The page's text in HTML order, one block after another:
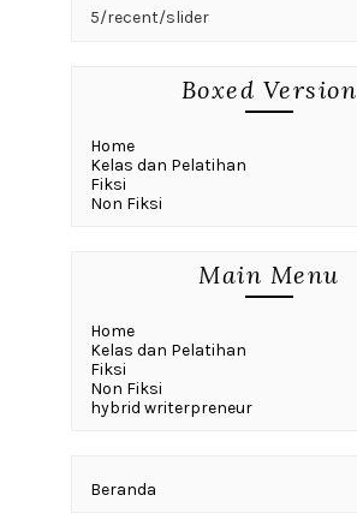
5/recent/slider
Boxed Version
Home
Kelas dan Pelatihan
Fiksi
Non Fiksi
Main Menu
Home
Kelas dan Pelatihan
Fiksi
Non Fiksi
hybrid writerpreneur
Beranda